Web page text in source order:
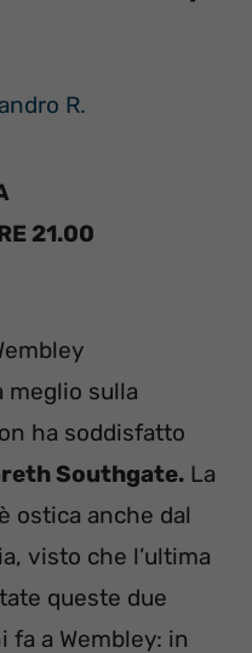
R.
21.00
meglio sulla
ha soddisfatto
Southgate. La
ostica anche dal
visto che l’ultima
queste due
fa a Wembley: in